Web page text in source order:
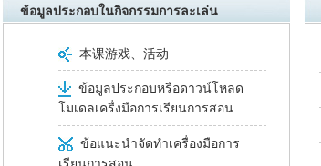
ข้อมูลประกอบในกิจกรรมการละเล่น
本课游戏、活动
ข้อมูลประกอบหรือดาวน์โหลด
โมเดลเครื่งมือการเรียนการสอน
ข้อแนะนำจัดทำเครื่องมือการ